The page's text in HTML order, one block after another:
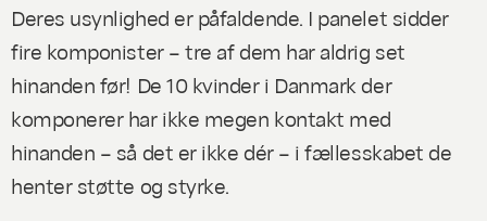
Deres usynlighed er påfaldende. I panelet sidder
fire komponister – tre af dem har aldrig set
hinanden før! De 10 kvinder i Danmark der
komponerer har ikke megen kontakt med
hinanden – så det er ikke dér – i fællesskabet de
henter støtte og styrke.